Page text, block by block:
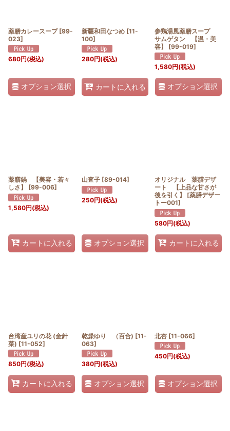
薬膳カレースープ [99-
023]
680円(税込)
オプション選択
新疆和田なつめ [11-
100]
280円(税込)
カートに入れる
参鶏湯風薬膳スープ
サムゲタン 【温・美
容】
[99-019]
1,580円(税込)
オプション選択
薬膳鍋 【美容・若々
しさ】
[99-006]
1,580円(税込)
カートに入れる
山査子 [89-014]
250円(税込)
オプション選択
オリジナル 薬膳デザ
ート 【上品な甘さが
後を引く】
[薬膳デザー
トー001]
580円(税込)
カートに入れる
台湾産ユリの花 (金針
菜) [11-052]
850円(税込)
カートに入れる
乾燥ゆり （百合) [11-
063]
380円(税込)
オプション選択
北杏 [11-066]
450円(税込)
オプション選択